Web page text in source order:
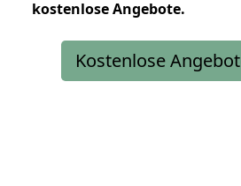
kostenloseAngebote.
Kostenlose